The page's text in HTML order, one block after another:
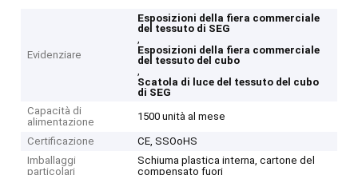
Evidenziare
Esposizioni della fiera commerciale
del tessuto di SEG
,
Esposizioni della fiera commerciale
del tessuto del cubo
,
Scatola di luce del tessuto del cubo
di SEG
Capacità di
alimentazione
1500 unità al mese
Certificazione
CE, SSOoHS
Imballaggi
particolari
Schiuma plastica interna, cartone del
compensato fuori